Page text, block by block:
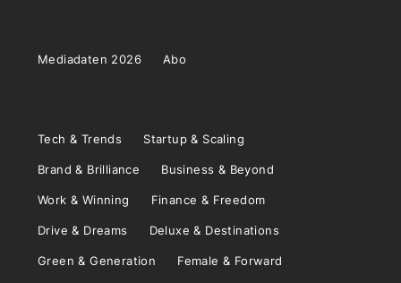
Mediadaten 2026 Abo
Tech & Trends Startup & Scaling
Brand & Brilliance Business & Beyond
Work & Winning Finance & Freedom
Drive & Dreams Deluxe & Destinations
Green & Generation Female & Forward